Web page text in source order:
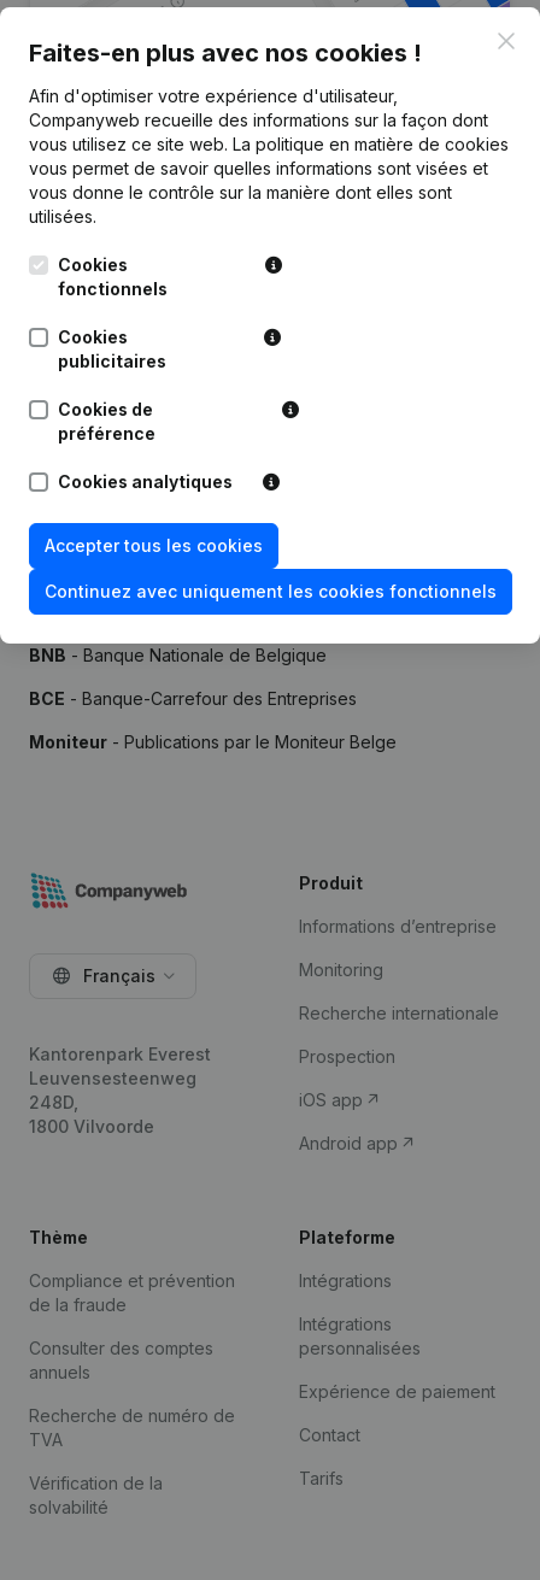
Vous recherchez plus
d’informations sur cette entreprise
?
Consulter la santé en un coup d'oeil
Choisissez des informations rapides ou des détails
granulaires
importants
Essayer gratuitement Découvrir plus
Essai gratuit de 7 jours, aucune carte de crédit requise.
Sources
BNB - Banque Nationale de Belgique
BCE - Banque-Carrefour des Entreprises
Moniteur - Publications par le Moniteur Belge
Faites-en plus avec nos cookies !
Afin d'optimiser votre expérience d'utilisateur,
Companyweb recueille des informations sur la façon dont
vous utilisez ce site web. La politique en matière de cookies
vous permet de savoir quelles informations sont visées et
vous donne le contrôle sur la manière dont elles sont
utilisées.
Cookies
fonctionnels
Cookies
publicitaires
Cookies de
préférence
Cookies analytiques
Accepter tous les cookies
Continuez avec uniquement les cookies fonctionnels
Français
Kantorenpark Everest
Leuvensesteenweg
248D,
1800 Vilvoorde
Produit
Informations d’entreprise
Monitoring
Recherche internationale
Prospection
iOS app
Android app
Thème
Compliance et prévention
de la fraude
Consulter des comptes
annuels
Recherche de numéro de
TVA
Vérification de la
solvabilité
Plateforme
Intégrations
Intégrations
personnalisées
Expérience de paiement
Contact
Tarifs